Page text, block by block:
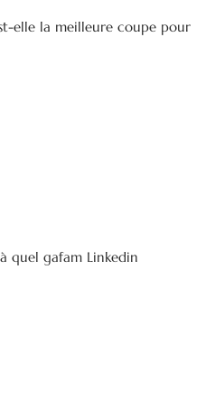
elle la meilleure coupe pour
quel gafam Linkedin